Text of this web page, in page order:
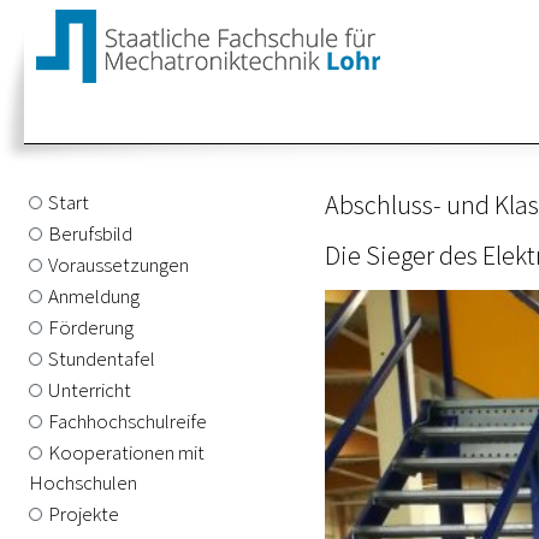
Abschluss- und
Die Sieger des
Start
Berufsbild
Voraussetzungen
Anmeldung
Förderung
Stundentafel
Unterricht
Fachhochschulreife
Kooperationen mit
Hochschulen
Projekte